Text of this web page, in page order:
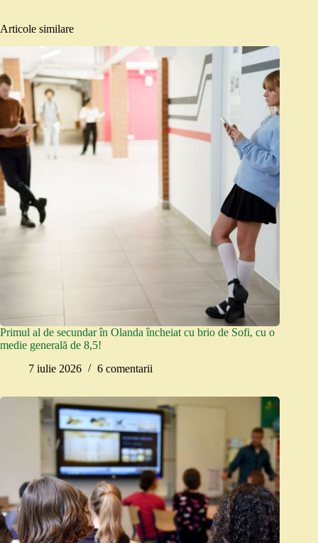
Articole similare
Primul al de secundar în Olanda încheiat cu brio de Sofi, cu o
medie generală de 8,5!
7 iulie 2026
6 comentarii